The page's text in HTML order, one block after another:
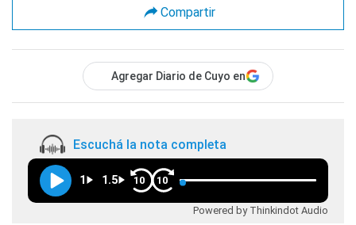
Compartir
Agregar Diario de Cuyo en
Escuchá la nota completa
1 1.5 10 10
Powered by Thinkindot Audio